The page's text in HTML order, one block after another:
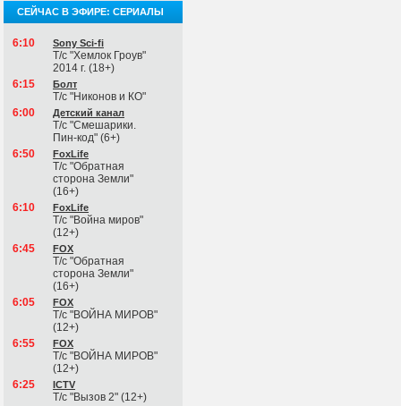
СЕЙЧАС В ЭФИРЕ: СЕРИАЛЫ
6:10 Sony Sci-fi
Т/с "Хемлок Гроув"
2014 г. (18+)
6:15
Болт
Т/с "Никонов и КО"
6:00
Детский канал
Т/с "Смешарики.
Пин-код" (6+)
6:50
FoxLife
Т/с "Обратная
сторона Земли"
(16+)
6:10
FoxLife
Т/с "Война миров"
(12+)
6:45
FOX
Т/с "Обратная
сторона Земли"
(16+)
6:05
FOX
Т/с "ВОЙНА МИРОВ"
(12+)
6:55
FOX
Т/с "ВОЙНА МИРОВ"
(12+)
6:25
ICTV
Т/с "Вызов 2" (12+)